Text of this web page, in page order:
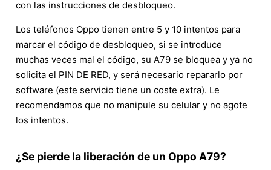
con las instrucciones de desbloqueo.
Los teléfonos Oppo tienen entre 5 y 10 intentos para
marcar el código de desbloqueo, si se introduce
muchas veces mal el código, su A79 se bloquea y ya no
solicita el PIN DE RED, y será necesario repararlo por
software (este servicio tiene un coste extra). Le
recomendamos que no manipule su celular y no agote
los intentos.
¿Se pierde la liberación de un Oppo A79?